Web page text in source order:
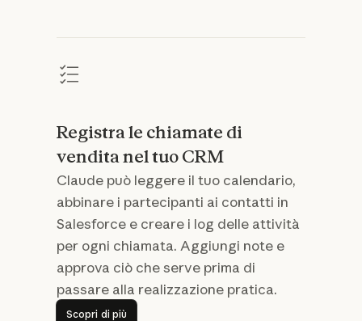
Registra le chiamate di
vendita nel tuo CRM
Claude può leggere il tuo calendario,
abbinare i partecipanti ai contatti in
Salesforce e creare i log delle attività
per ogni chiamata. Aggiungi note e
approva ciò che serve prima di
passare alla realizzazione pratica.
Scopri di più
Scopri di più